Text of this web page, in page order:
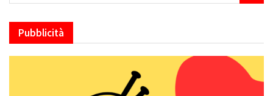
Pubblicità